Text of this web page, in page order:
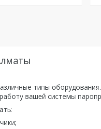
типы
вашей системы